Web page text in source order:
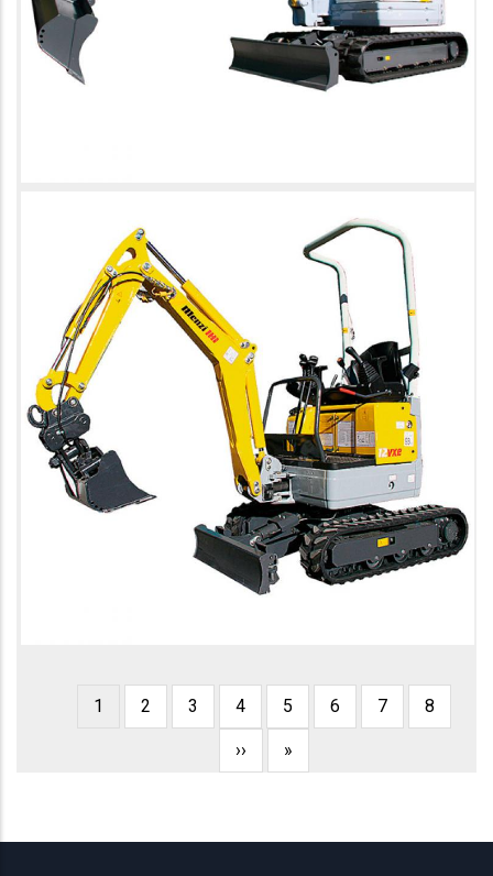
PaginationCurrent
1 Page
2 Page
3 Page
4 Page
5 Page
6 Page
7 Page
8
Next
››
Last
»